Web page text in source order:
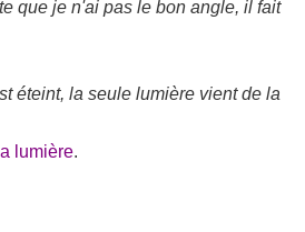
que je n'ai pas le bon angle, il fait
éteint, la seule lumière vient de la
lumière.